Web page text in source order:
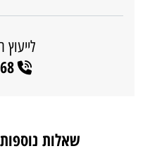
לייעוץ
077-9973868
שאלות